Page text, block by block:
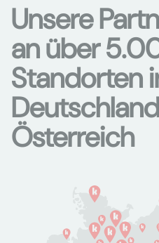
Unsere
an über
Standorten
Österreich